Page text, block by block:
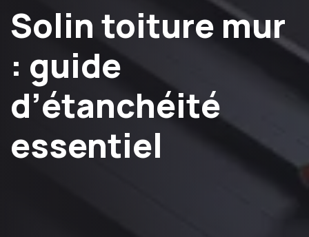
Solin toiture mur
: guide
d’étanchéité
essentiel